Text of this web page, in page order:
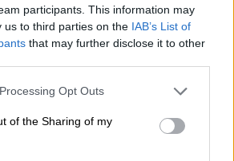
participants. This information may
us to third parties on the IAB’s List of
that may further disclose it to other
Opt Outs
of the Sharing of my